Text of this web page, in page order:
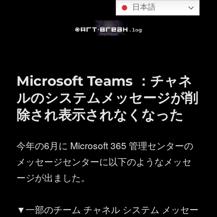
Microsoft Teams ：チャネ
ルのシステムメッセージが削
除され表示されなくなった
今年の6月に Microsoft 365 管理センターの
メッセージセンターに以下のようなメッセ
ージが出ました。
▼一部のチーム チャネル システム メッセー
日本語